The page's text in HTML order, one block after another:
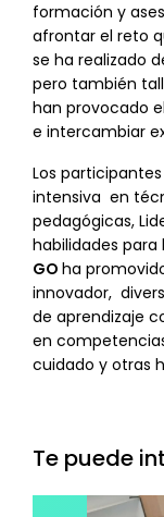
formación y
afrontar el reto
se ha realizado
pero también
han provocado
e intercambiar
Los
intensiva en
pedagógicas,
habilidades
GO ha
innovador,
de aprendizaje
en
cuidado y otras
Te puede